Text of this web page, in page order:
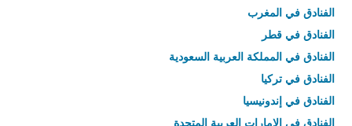
الفنادق في المغرب
الفنادق في قطر
الفنادق في المملكة العربية السعودية
الفنادق في تركيا
الفنادق في إندونيسيا
الفنادق في الامارات العربية المتحدة